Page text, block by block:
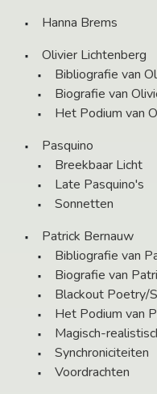
Hanna Brems
Olivier Lichtenberg
Bibliografie van
Biografie van
Het Podium van
Pasquino
Breekbaar Licht
Late Pasquino's
Sonnetten
Patrick Bernauw
Bibliografie van
Biografie van
Blackout Poetry/
Het Podium van
Magisch-
Synchroniciteiten
Voordrachten